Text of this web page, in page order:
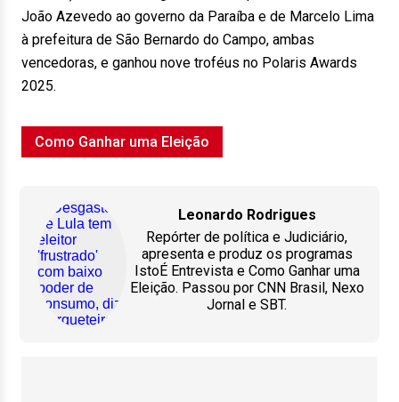
João Azevedo ao governo da Paraíba e de Marcelo Lima
à prefeitura de São Bernardo do Campo, ambas
vencedoras, e ganhou nove troféus no Polaris Awards
2025.
Como Ganhar uma Eleição
Leonardo Rodrigues
Repórter de política e Judiciário,
apresenta e produz os programas
IstoÉ Entrevista e Como Ganhar uma
Eleição. Passou por CNN Brasil, Nexo
Jornal e SBT.